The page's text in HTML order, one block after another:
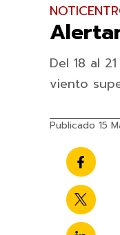
Del 18 al
viento
Publicado 15